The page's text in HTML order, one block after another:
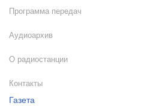
Программа передач
Аудиоархив
О радиостанции
Контакты
Газета